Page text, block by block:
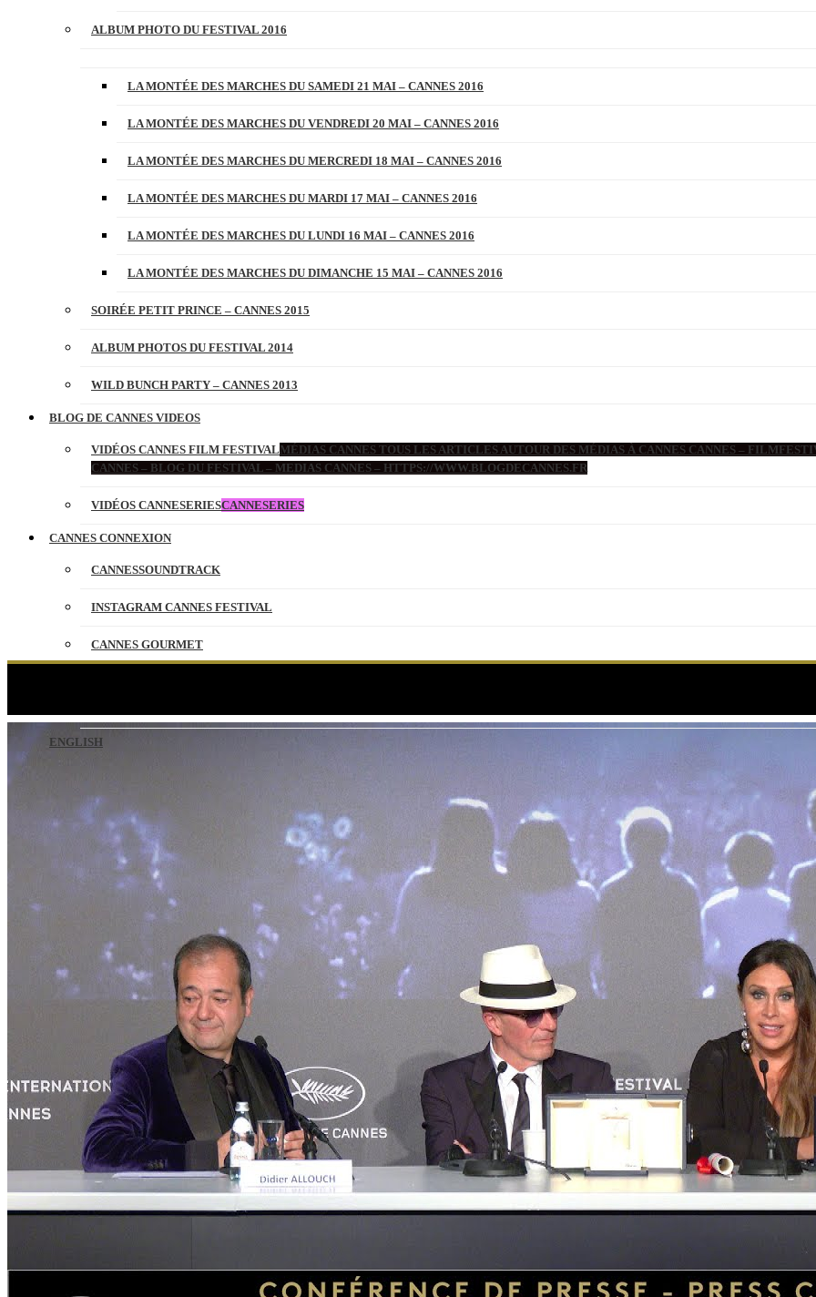
ALBUM PHOTO DU FESTIVAL 2016
LA MONTÉE DES MARCHES DU SAMEDI 21 MAI – CANNES 2016
LA MONTÉE DES MARCHES DU VENDREDI 20 MAI – CANNES 2016
LA MONTÉE DES MARCHES DU MERCREDI 18 MAI – CANNES 2016
LA MONTÉE DES MARCHES DU MARDI 17 MAI – CANNES 2016
LA MONTÉE DES MARCHES DU LUNDI 16 MAI – CANNES 2016
LA MONTÉE DES MARCHES DU DIMANCHE 15 MAI – CANNES 2016
SOIRÉE PETIT PRINCE – CANNES 2015
ALBUM PHOTOS DU FESTIVAL 2014
WILD BUNCH PARTY – CANNES 2013
BLOG DE CANNES VIDEOS
VIDÉOS CANNES FILM FESTIVALMÉDIAS CANNES TOUS LES ARTICLES AUTOUR DES MÉDIAS À CANNES CANNES –
CANNES – BLOG DU FESTIVAL – MEDIAS CANNES – HTTPS://WWW.BLOGDECANNES.FR
VIDÉOS CANNESERIESCANNESERIES
CANNES CONNEXION
CANNESSOUNDTRACK
INSTAGRAM CANNES FESTIVAL
CANNES GOURMET
ENGLISH